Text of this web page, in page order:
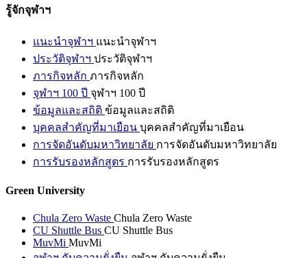
รู้จักจุฬาฯ
แนะนำจุฬาฯ แนะนำจุฬาฯ
ประวัติจุฬาฯ ประวัติจุฬาฯ
ภารกิจหลัก ภารกิจหลัก
จุฬาฯ 100 ปี จุฬาฯ 100 ปี
ข้อมูลและสถิติ ข้อมูลและสถิติ
บุคคลสำคัญที่มาเยือน บุคคลสำคัญที่มาเยือน
การจัดอันดับมหาวิทยาลัย การจัดอันดับมหาวิทยาลัย
การรับรองหลักสูตร การรับรองหลักสูตร
Green University
Chula Zero Waste Chula Zero Waste
CU Shuttle Bus CU Shuttle Bus
MuvMi MuvMi